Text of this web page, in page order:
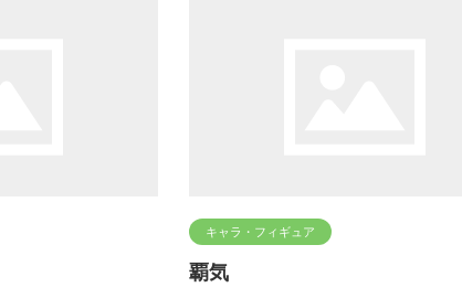
キャラ・フィギュア
覇気